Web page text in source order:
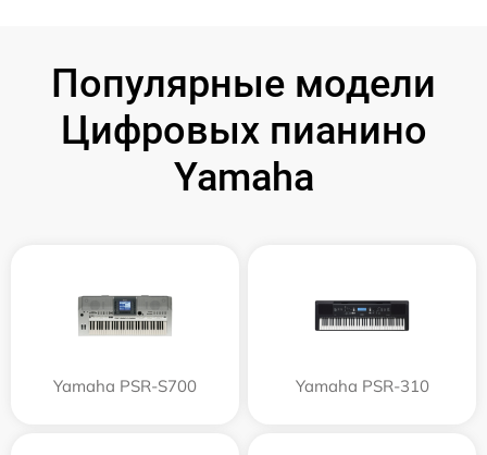
Популярные модели
Цифровых пианино
Yamaha
Yamaha PSR-S700 Yamaha PSR-310